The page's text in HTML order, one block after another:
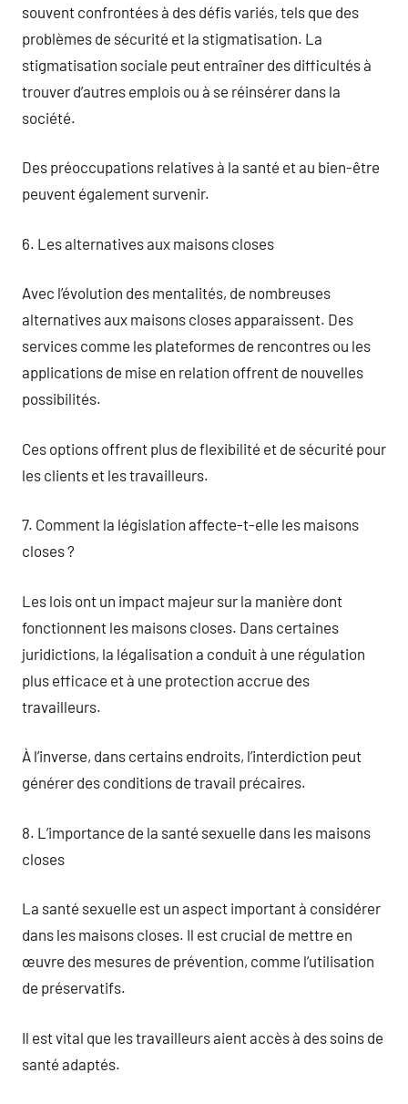
souvent confrontées à des défis variés, tels que des
problèmes de sécurité et la stigmatisation. La
stigmatisation sociale peut entraîner des difficultés à
trouver d’autres emplois ou à se réinsérer dans la
société.
Des préoccupations relatives à la santé et au bien-être
peuvent également survenir.
6. Les alternatives aux maisons closes
Avec l’évolution des mentalités, de nombreuses
alternatives aux maisons closes apparaissent. Des
services comme les plateformes de rencontres ou les
applications de mise en relation offrent de nouvelles
possibilités.
Ces options offrent plus de flexibilité et de sécurité pour
les clients et les travailleurs.
7. Comment la législation affecte-t-elle les maisons
closes ?
Les lois ont un impact majeur sur la manière dont
fonctionnent les maisons closes. Dans certaines
juridictions, la légalisation a conduit à une régulation
plus efficace et à une protection accrue des
travailleurs.
À l’inverse, dans certains endroits, l’interdiction peut
générer des conditions de travail précaires.
8. L’importance de la santé sexuelle dans les maisons
closes
La santé sexuelle est un aspect important à considérer
dans les maisons closes. Il est crucial de mettre en
œuvre des mesures de prévention, comme l’utilisation
de préservatifs.
Il est vital que les travailleurs aient accès à des soins de
santé adaptés.